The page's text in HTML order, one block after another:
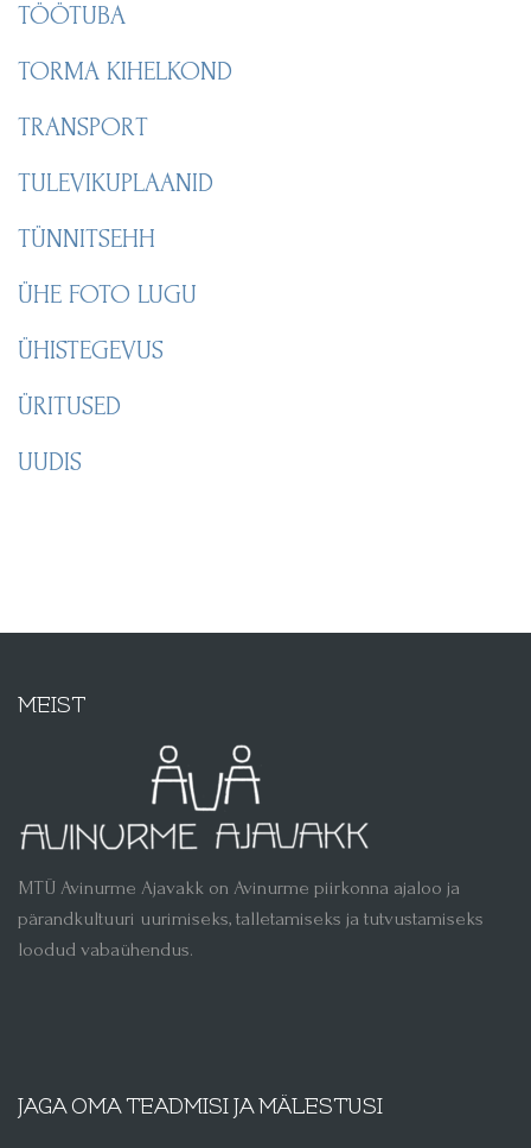
TÖÖTUBA
TORMA KIHELKOND
TRANSPORT
TULEVIKUPLAANID
TÜNNITSEHH
ÜHE FOTO LUGU
ÜHISTEGEVUS
ÜRITUSED
UUDIS
MEIST
MTÜ Avinurme Ajavakk on Avinurme piirkonna ajaloo ja
pärandkultuuri uurimiseks, talletamiseks ja tutvustamiseks
loodud vabaühendus.
JAGA OMA TEADMISI JA MÄLESTUSI